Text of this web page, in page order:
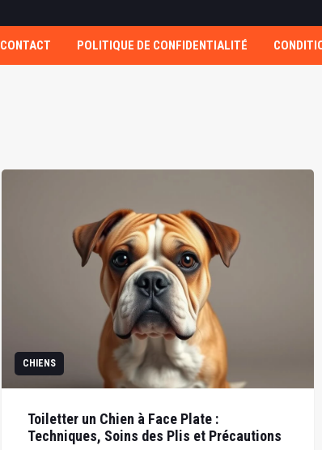
CONTACT POLITIQUE DE CONFIDENTIALITÉ
CHIENS
Toiletter un Chien à Face Plate :
Techniques, Soins des Plis et Précautions